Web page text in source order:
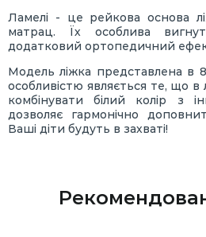
Ламелі - це рейкова основа
матрац. Їх особлива
додатковий ортопедичний
Модель ліжка представлена в 8
особливістю являється те, що в
комбінувати білий колір з
дозволяє гармонічно
Ваші діти будуть в захваті!